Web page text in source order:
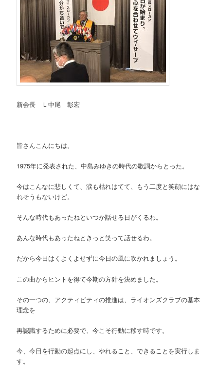
新会長 Ｌ中尾 彰宏
皆さんこんにちは。
1975年に発表された、中島みゆきの時代の歌詞からとった。
今はこんなに悲しくて、涙も枯れはてて、もう二度と笑顔にはな
れそうもないけど。
そんな時代もあったねといつか話せる日がくるわ。
あんな時代もあったねときっと笑って話せるわ。
だから今日はくよくよせずに今日の風に吹かれましょう。
この曲からヒントを得て今期の方針を決めました。
その一つの、アクティビティの推進は、ライオンズクラブの基本
理念を
再認識するために必要で、今こそ行動に移す時です。
今、今日を行動の起点にし、やれること、できることを実行しま
す。